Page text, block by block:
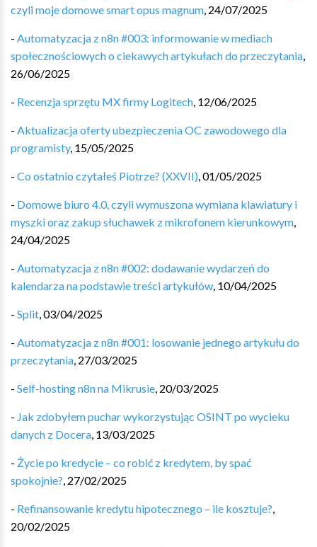
czyli moje domowe smart opus magnum, 24/07/2025
- Automatyzacja z n8n #003: informowanie w mediach
społecznościowych o ciekawych artykułach do przeczytania,
26/06/2025
- Recenzja sprzętu MX firmy Logitech, 12/06/2025
- Aktualizacja oferty ubezpieczenia OC zawodowego dla
programisty, 15/05/2025
- Co ostatnio czytałeś Piotrze? (XXVII),01/05/2025
- Domowe biuro 4.0, czyli wymuszona wymiana klawiatury i
myszki oraz zakup słuchawek z mikrofonem kierunkowym,
24/04/2025
- Automatyzacja z n8n #002: dodawanie wydarzeń do
kalendarza na podstawie treści artykułów, 10/04/2025
- Split,03/04/2025
- Automatyzacja z n8n #001: losowanie jednego artykułu do
przeczytania, 27/03/2025
- Self-hosting n8n na Mikrusie, 20/03/2025
- Jak zdobyłem puchar wykorzystując OSINT po wycieku
danych z Docera, 13/03/2025
- Życie po kredycie – co robić z kredytem, by spać
spokojnie?, 27/02/2025
- Refinansowanie kredytu hipotecznego – ile kosztuje?,
20/02/2025